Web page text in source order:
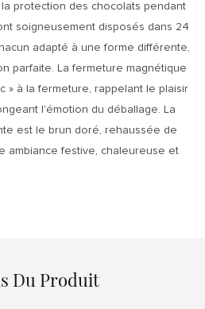
protection des chocolats pendant
soigneusement disposés dans 24
adapté à une forme différente,
parfaite. La fermeture magnétique
» à la fermeture, rappelant le plaisir
l'émotion du déballage. La
est le brun doré, rehaussée de
ambiance festive, chaleureuse et
Du Produit